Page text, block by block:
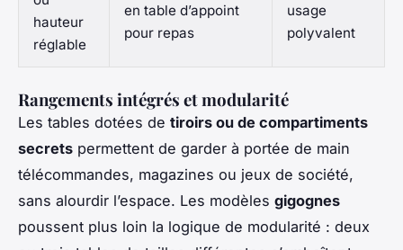
hauteur
réglable
en table d’appoint
pour repas
usage
polyvalent
Rangements intégrés et modularité
Les tables dotées de tiroirs ou de compartiments
secrets permettent de garder à portée de main
télécommandes, magazines ou jeux de société,
sans alourdir l’espace. Les modèles gigognes
poussent plus loin la logique de modularité : deux